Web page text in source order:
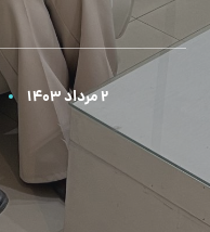
2 مرداد 1403